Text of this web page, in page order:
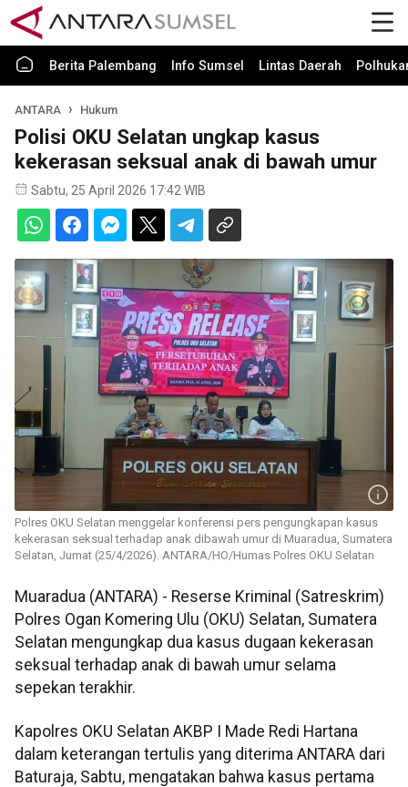
Berita Palembang Info Sumsel Lintas Daerah
ANTARA Hukum
Polisi OKU Selatan ungkap kasus
kekerasan seksual anak di bawah umur
Sabtu, 25 April 2026 17:42 WIB
Polres OKU Selatan menggelar konferensi pers pengungkapan kasus
kekerasan seksual terhadap anak dibawah umur di Muaradua, Sumatera
Selatan, Jumat (25/4/2026). ANTARA/HO/Humas Polres OKU Selatan
Muaradua (ANTARA) - Reserse Kriminal (Satreskrim)
Polres Ogan Komering Ulu (OKU) Selatan, Sumatera
Selatan mengungkap dua kasus dugaan kekerasan
seksual terhadap anak di bawah umur selama
sepekan terakhir.
Kapolres OKU Selatan AKBP I Made Redi Hartana
dalam keterangan tertulis yang diterima ANTARA dari
Baturaja, Sabtu, mengatakan bahwa kasus pertama